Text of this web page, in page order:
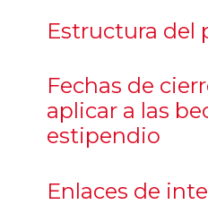
Estructura del
Fechas de
aplicar a las
estipendio
Enlaces de